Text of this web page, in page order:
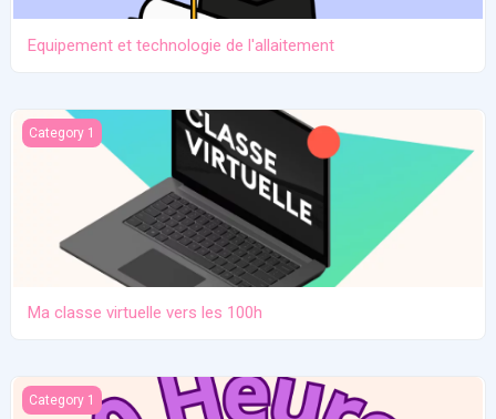
Equipement et technologie de l'allaitement
Ma classe virtuelle vers les 100h
Category 1
Ma classe virtuelle vers les 100h
Atelier pratique 27/12/2025
Category 1